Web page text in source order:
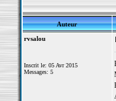
Auteur
rvsalou
Inscrit le: 05 Avr 2015
Messages: 5